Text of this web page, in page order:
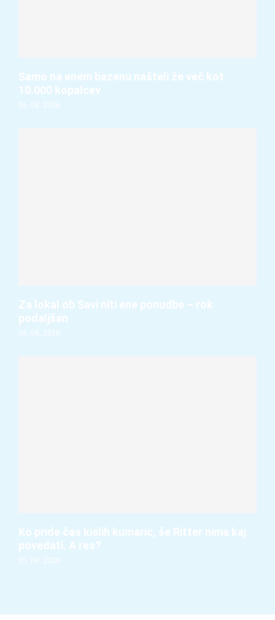
Samo na enem bazenu našteli že več kot
10.000 kopalcev
06. 08. 2026
Za lokal ob Savi niti ene ponudbe – rok
podaljšan
06. 08. 2026
Ko pride čas kislih kumaric, še Ritter nima kaj
povedati. A res?
05. 08. 2026